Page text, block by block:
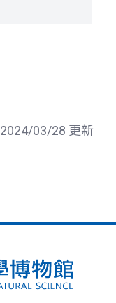
2024/03/28 更新